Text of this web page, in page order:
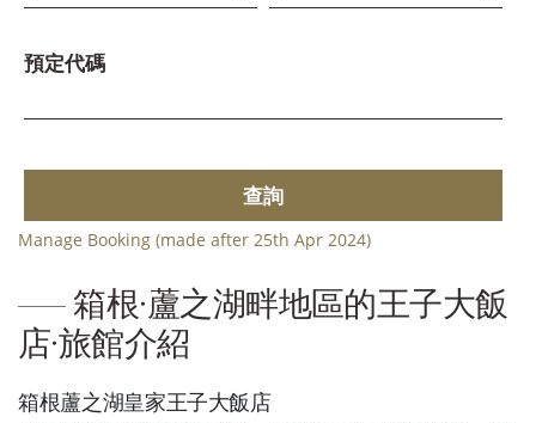
預定代碼
查詢
Manage Booking (made after 25th Apr 2024)
箱根·蘆之湖畔地區的王子大飯
店·旅館介紹
箱根蘆之湖皇家王子大飯店